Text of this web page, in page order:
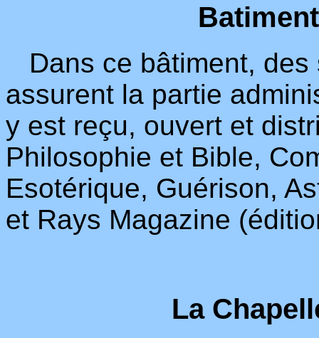
Dans ce bâtiment, des
assurent la partie
y est reçu, ouvert et
Philosophie et Bible,
Esotérique, Guérison,
et Rays Magazine
La